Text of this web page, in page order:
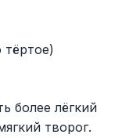
тёртое)
более лёгкий
творог.